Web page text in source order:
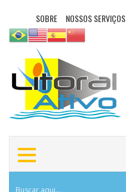
SOBRE NOSSOS SERVIÇOS